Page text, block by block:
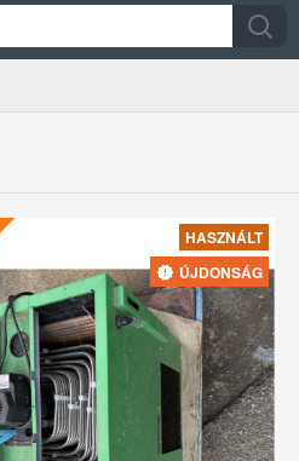
HASZNÁLT
ÚJDONSÁG